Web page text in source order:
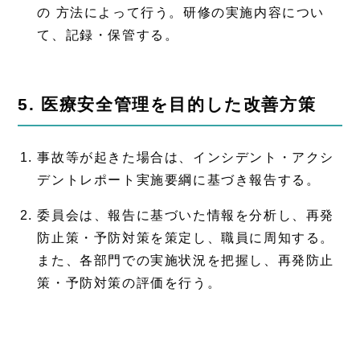
の 方法によって行う。研修の実施内容につい
て、記録・保管する。
5. 医療安全管理を目的した改善方策
事故等が起きた場合は、インシデント・アクシ
デントレポート実施要綱に基づき報告する。
委員会は、報告に基づいた情報を分析し、再発
防止策・予防対策を策定し、職員に周知する。
また、各部門での実施状況を把握し、再発防止
策・予防対策の評価を行う。